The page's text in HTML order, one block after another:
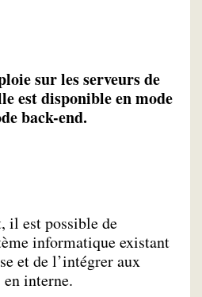
sur les serveurs de
est disponible en mode
back-end.
il est possible de
informatique existant
et de l’intégrer aux
interne.